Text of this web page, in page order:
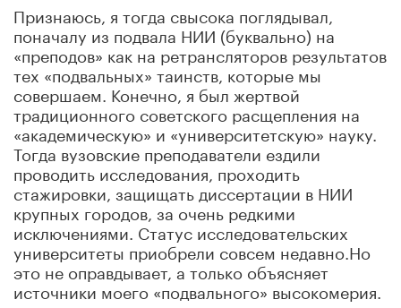
Признаюсь, я тогда свысока поглядывал,
поначалу из подвала НИИ (буквально) на
«преподов» как на ретрансляторов результатов
тех «подвальных» таинств, которые мы
совершаем. Конечно, я был жертвой
традиционного советского расщепления на
«академическую» и «университетскую» науку.
Тогда вузовские преподаватели ездили
проводить исследования, проходить
стажировки, защищать диссертации в НИИ
крупных городов, за очень редкими
исключениями. Статус исследовательских
университеты приобрели совсем недавно.Но
это не оправдывает, а только объясняет
источники моего «подвального» высокомерия.